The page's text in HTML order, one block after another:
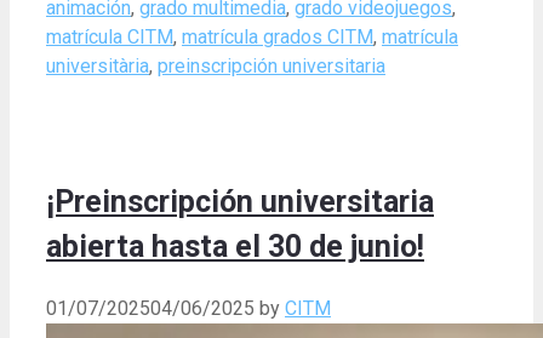
animación, grado multimedia, grado videojuegos,
matrícula CITM, matrícula grados CITM, matrícula
universitària, preinscripción universitaria
¡Preinscripción universitaria
abierta hasta el 30 de junio!
01/07/202504/06/2025 by CITM